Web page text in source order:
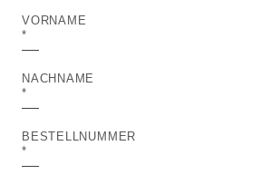
VORNAME
NACHNAME
BESTELLNUMMER